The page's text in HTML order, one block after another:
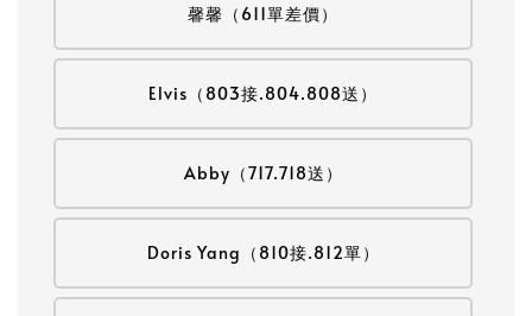
馨馨（611單差價）
Elvis（803接.804.808送）
Abby（717.718送）
Doris Yang（810接.812單）